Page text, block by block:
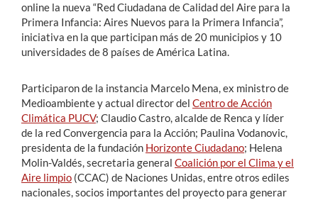
online la nueva “Red Ciudadana de Calidad del Aire para la
Primera Infancia: Aires Nuevos para la Primera Infancia”,
iniciativa en la que participan más de 20 municipios y 10
universidades de 8 países de América Latina.
Participaron de la instancia Marcelo Mena, ex ministro de
Medioambiente y actual director del Centro de Acción
Climática PUCV; Claudio Castro, alcalde de Renca y líder
de la red Convergencia para la Acción; Paulina Vodanovic,
presidenta de la fundación Horizonte Ciudadano; Helena
Molin-Valdés, secretaria general Coalición por el Clima y el
Aire limpio (CCAC) de Naciones Unidas, entre otros ediles
nacionales, socios importantes del proyecto para generar